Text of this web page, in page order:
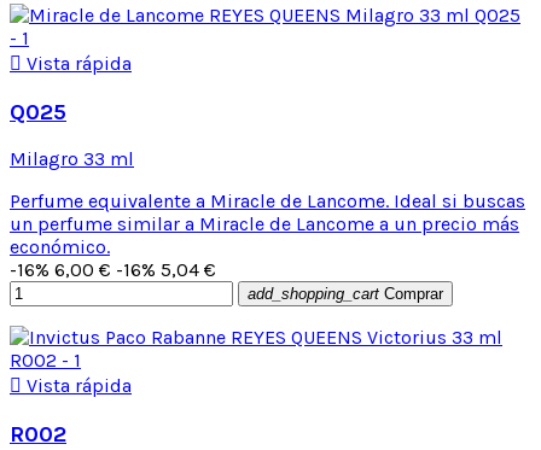
 Vista rápida
Q025
Milagro 33 ml
Perfume equivalente a Miracle de Lancome. Ideal si buscas
un perfume similar a Miracle de Lancome a un precio más
económico.
-16% 6,00 € -16% 5,04 €
add_shopping_cart Comprar
 Vista rápida
R002